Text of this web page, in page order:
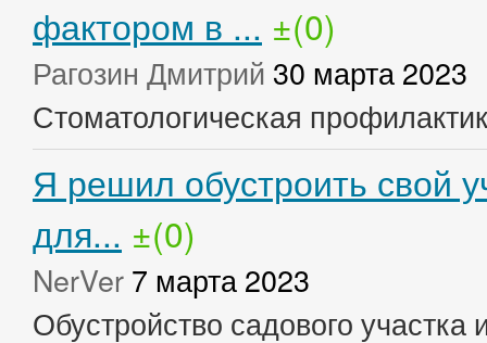
фактором в ... ±(0)
Рагозин Дмитрий 30 марта 2023
Стоматологическая
Я решил обустроить свой
для... ±(0)
NerVer 7 марта 2023
Обустройство садового